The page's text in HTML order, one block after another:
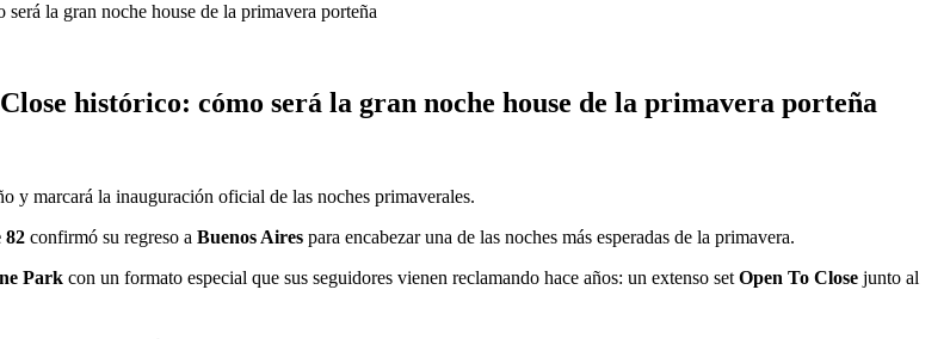
la gran noche house de la primavera porteña
histórico: cómo será la gran noche house de la primavera porteña
y marcará la inauguración oficial de las noches primaverales.
82 confirmó su regreso a Buenos Aires para encabezar una de las noches más esperadas de la primavera.
Park con un formato especial que sus seguidores vienen reclamando hace años: un extenso set Open To Close junto al